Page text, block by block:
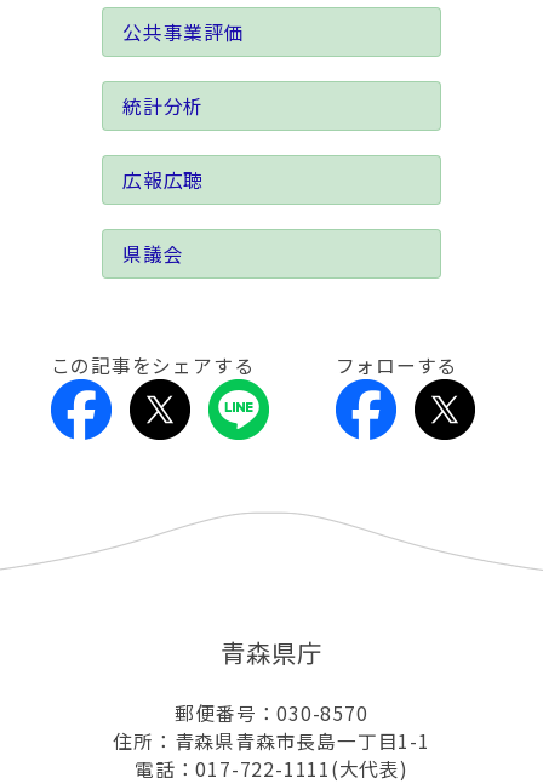
公共事業評価
統計分析
広報広聴
県議会
この記事をシェアする フォローする
青森県庁
郵便番号：030-8570
住所：青森県青森市長島一丁目1-1
電話：017-722-1111(大代表)